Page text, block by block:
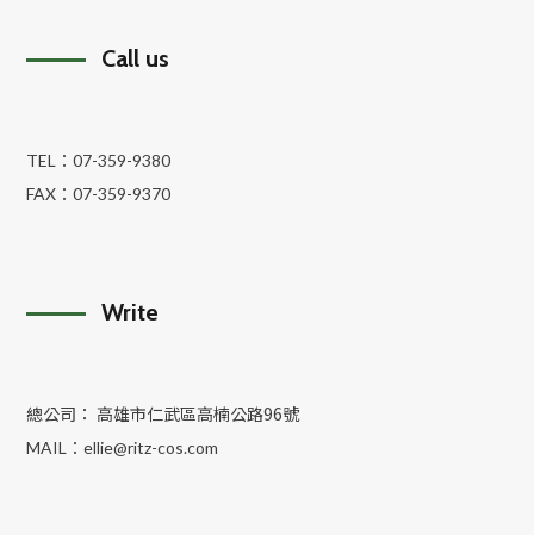
Call us
TEL：07-359-9380
FAX：07-359-9370
Write
總公司： 高雄市仁武區高楠公路96號
MAIL：ellie@ritz-cos.com